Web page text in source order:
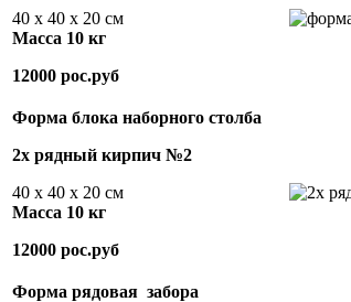
40 х 40 х 20 см
Масса 10 кг
12000 рос.руб
Форма блока наборного столба
2х рядный кирпич №2
40 х 40 х 20 см
Масса 10 кг
12000 рос.руб
Форма рядовая забора